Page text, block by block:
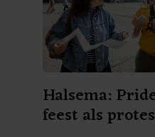
Halsema:
feest als